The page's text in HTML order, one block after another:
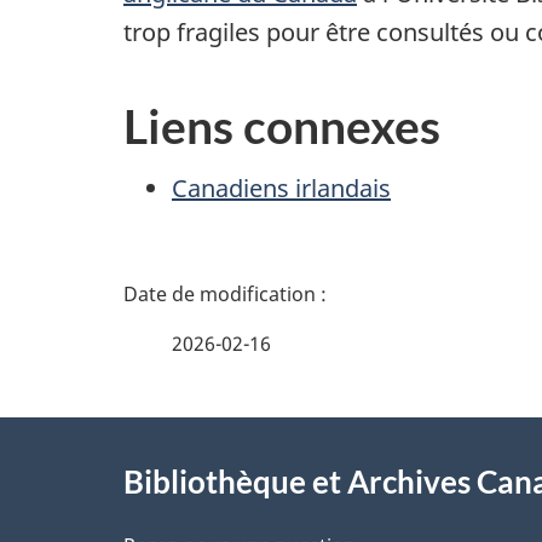
trop fragiles pour être consultés ou
Liens connexes
Canadiens irlandais
D
a
2026-02-16
proposBibliothèque et Archives